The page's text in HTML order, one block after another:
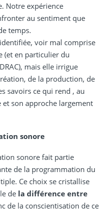
Notre expérience
au sentiment que
temps.
voir mal comprise
(et en particulier du
mais elle irrigue
de la production, de
savoirs ce qui rend , au
son approche largement
sonore
sonore fait partie
de la programmation du
Ce choix se cristallise
de la différence entre
de la conscientisation de ce